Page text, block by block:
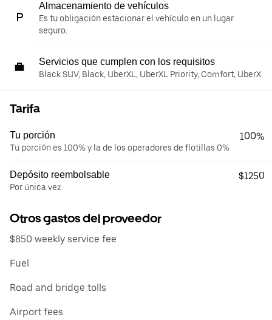
Almacenamiento de vehículos
Es tu obligación estacionar el vehículo en un lugar
seguro.
Servicios que cumplen con los requisitos
Black SUV, Black, UberXL, UberXL Priority, Comfort, UberX
Tarifa
Tu porción
Tu porción es 100% y la de los operadores de flotillas 0%
100%
Depósito reembolsable
Por única vez
$1250
Otros gastos del proveedor
$850 weekly service fee
Fuel
Road and bridge tolls
Airport fees